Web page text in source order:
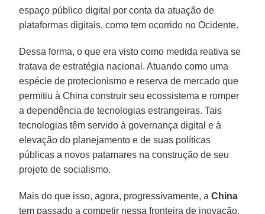
espaço público digital por conta da atuação de
plataformas digitais, como tem ocorrido no Ocidente.
Dessa forma, o que era visto como medida reativa se
tratava de estratégia nacional. Atuando como uma
espécie de protecionismo e reserva de mercado que
permitiu à China construir seu ecossistema e romper
a dependência de tecnologias estrangeiras. Tais
tecnologias têm servido à governança digital e à
elevação do planejamento e de suas políticas
públicas a novos patamares na construção de seu
projeto de socialismo.
Mais do que isso, agora, progressivamente, aChina
tem passado a competir nessa fronteira de inovação.